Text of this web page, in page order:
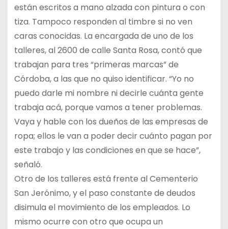
están escritos a mano alzada con pintura o con
tiza. Tampoco responden al timbre si no ven
caras conocidas. La encargada de uno de los
talleres, al 2600 de calle Santa Rosa, contó que
trabajan para tres “primeras marcas” de
Córdoba, a las que no quiso identificar. “Yo no
puedo darle mi nombre ni decirle cuánta gente
trabaja acá, porque vamos a tener problemas.
Vaya y hable con los dueños de las empresas de
ropa; ellos le van a poder decir cuánto pagan por
este trabajo y las condiciones en que se hace”,
señaló.
Otro de los talleres está frente al Cementerio
San Jerónimo, y el paso constante de deudos
disimula el movimiento de los empleados. Lo
mismo ocurre con otro que ocupa un